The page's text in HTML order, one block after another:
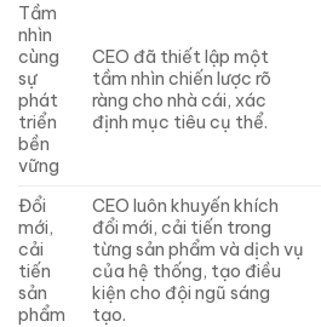
Tầm
nhìn
cùng
sự
phát
triển
bền
vững
CEO đã thiết lập một
tầm nhìn chiến lược rõ
ràng cho nhà cái, xác
định mục tiêu cụ thể.
Đổi
mới,
cải
tiến
sản
phẩm
CEO luôn khuyến khích
đổi mới, cải tiến trong
từng sản phẩm và dịch vụ
của hệ thống, tạo điều
kiện cho đội ngũ sáng
tạo.